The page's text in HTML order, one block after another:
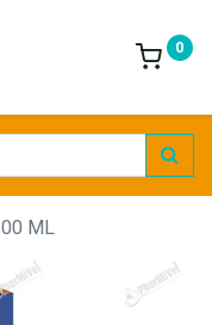
0
ML